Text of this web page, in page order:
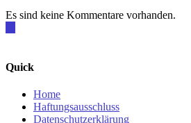
Es sind keine Kommentare vorhanden.
Quick
Home
Haftungsausschluss
Datenschutzerklärung